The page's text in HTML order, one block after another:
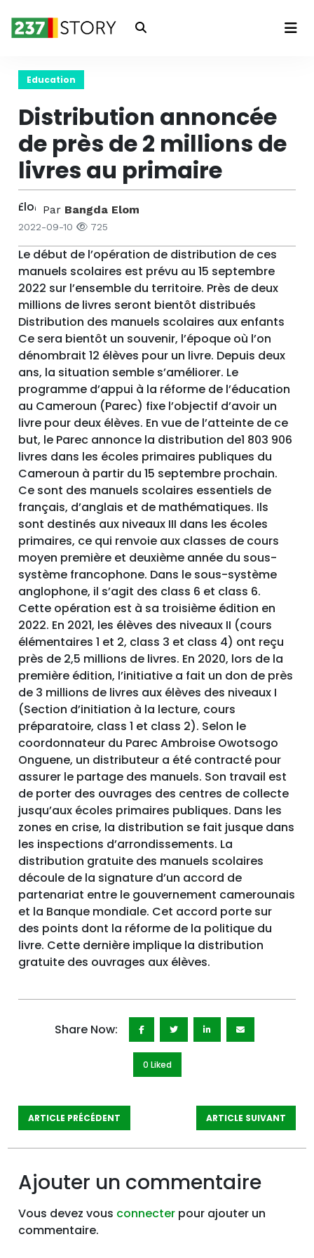
Connexion
Education
Distribution annoncée
de près de 2 millions de
livres au primaire
Par Bangda Elom
2022-09-10 725
Le début de l’opération de distribution de ces
manuels scolaires est prévu au 15 septembre
2022 sur l’ensemble du territoire. Près de deux
millions de livres seront bientôt distribués
Distribution des manuels scolaires aux enfants
Ce sera bientôt un souvenir, l’époque où l’on
dénombrait 12 élèves pour un livre. Depuis deux
ans, la situation semble s’améliorer. Le
programme d’appui à la réforme de l’éducation
au Cameroun (Parec) fixe l’objectif d’avoir un
livre pour deux élèves. En vue de l’atteinte de ce
but, le Parec annonce la distribution de1 803 906
livres dans les écoles primaires publiques du
Cameroun à partir du 15 septembre prochain.
Ce sont des manuels scolaires essentiels de
français, d’anglais et de mathématiques. Ils
sont destinés aux niveaux III dans les écoles
primaires, ce qui renvoie aux classes de cours
moyen première et deuxième année du sous-
système francophone. Dans le sous-système
anglophone, il s’agit des class 6 et class 6.
Cette opération est à sa troisième édition en
2022. En 2021, les élèves des niveaux II (cours
élémentaires 1 et 2, class 3 et class 4) ont reçu
près de 2,5 millions de livres. En 2020, lors de la
première édition, l’initiative a fait un don de près
de 3 millions de livres aux élèves des niveaux I
(Section d’initiation à la lecture, cours
préparatoire, class 1 et class 2). Selon le
coordonnateur du Parec Ambroise Owotsogo
Onguene, un distributeur a été contracté pour
assurer le partage des manuels. Son travail est
de porter des ouvrages des centres de collecte
jusqu’aux écoles primaires publiques. Dans les
zones en crise, la distribution se fait jusque dans
les inspections d’arrondissements. La
distribution gratuite des manuels scolaires
découle de la signature d’un accord de
partenariat entre le gouvernement camerounais
et la Banque mondiale. Cet accord porte sur
des points dont la réforme de la politique du
livre. Cette dernière implique la distribution
gratuite des ouvrages aux élèves.
Share Now:
0 Liked
ARTICLE PRÉCÉDENT ARTICLE SUIVANT
Ajouter un commentaire
Vous devez vous connecter pour ajouter un
commentaire.